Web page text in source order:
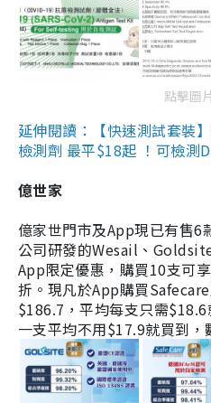
點擊圖
延伸閱讀：【快速測試套裝
檢測劑 最平$18起 ！可檢
億世家
億家世門市及App現已有售6
公司研發的Wesail、
App限定優惠，購買10支可
折。現凡於App購買
$186.7，平均每支只需
一支平均不用$17.9就買到，